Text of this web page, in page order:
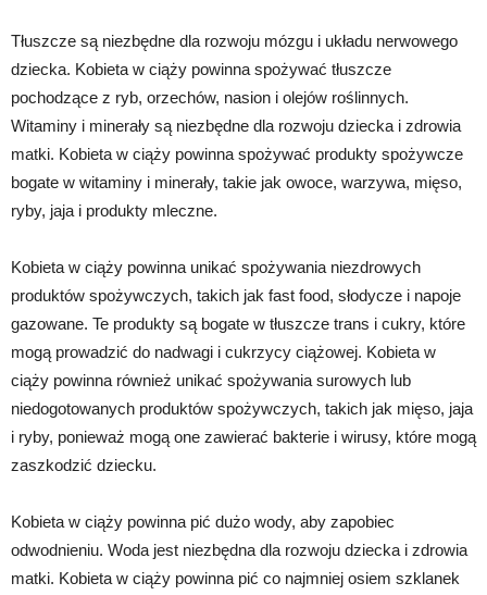
Tłuszcze są niezbędne dla rozwoju mózgu i układu nerwowego
dziecka. Kobieta w ciąży powinna spożywać tłuszcze
pochodzące z ryb, orzechów, nasion i olejów roślinnych.
Witaminy i minerały są niezbędne dla rozwoju dziecka i zdrowia
matki. Kobieta w ciąży powinna spożywać produkty spożywcze
bogate w witaminy i minerały, takie jak owoce, warzywa, mięso,
ryby, jaja i produkty mleczne.
Kobieta w ciąży powinna unikać spożywania niezdrowych
produktów spożywczych, takich jak fast food, słodycze i napoje
gazowane. Te produkty są bogate w tłuszcze trans i cukry, które
mogą prowadzić do nadwagi i cukrzycy ciążowej. Kobieta w
ciąży powinna również unikać spożywania surowych lub
niedogotowanych produktów spożywczych, takich jak mięso, jaja
i ryby, ponieważ mogą one zawierać bakterie i wirusy, które mogą
zaszkodzić dziecku.
Kobieta w ciąży powinna pić dużo wody, aby zapobiec
odwodnieniu. Woda jest niezbędna dla rozwoju dziecka i zdrowia
matki. Kobieta w ciąży powinna pić co najmniej osiem szklanek